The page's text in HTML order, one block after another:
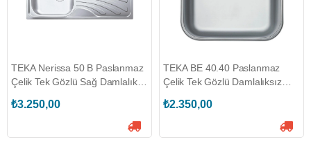
TEKA Nerissa 50 B Paslanmaz
Çelik Tek Gözlü Sağ Damlalıklı
₺3.250,00
TEKA BE 40.40 Paslanmaz
Çelik Tek Gözlü Damlalıksız
₺2.350,00